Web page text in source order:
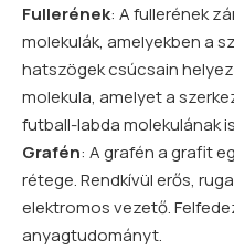
Fullerének: A fullerének
molekulák, amelyekben a
hatszögek csúcsain
molekula, amelyet a
futball-labda molekulának
Grafén: A grafén a grafit
rétege. Rendkívül erős,
elektromos vezető.
anyagtudományt.